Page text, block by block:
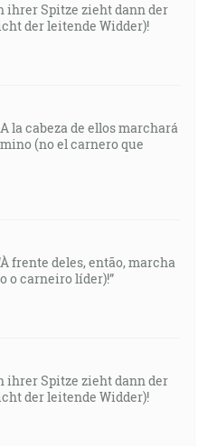
ihrer Spitze zieht dann der
der leitende Widder)!
la cabeza de ellos marchará
(no el carnero que
frente deles, então, marcha
o carneiro líder)!”
ihrer Spitze zieht dann der
der leitende Widder)!